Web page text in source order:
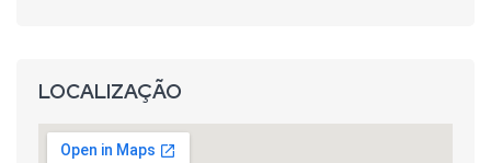
LOCALIZAÇÃO